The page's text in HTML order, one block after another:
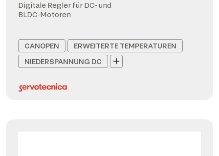
Digitale Regler für DC- und
BLDC-Motoren
CANOPEN
ERWEITERTE TEMPERATUREN
NIEDERSPANNUNG DC